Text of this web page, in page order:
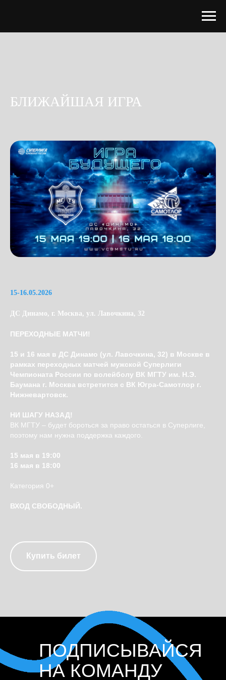
БЛИЖАЙШАЯ ИГРА
15-16.05.2026
ДС Динамо, г. Москва, ул. Лавочкина, 32
ПЕРЕХОДНЫЕ МАТЧИ!
15 и 16 мая в ДС Динамо (ул. Лавочкина, 32) в Москве в
рамках переходных матчей мужской Суперлиги
Чемпионата России по волейболу ВК МГТУ им. Н.Э.
Баумана г. Москва встретится с ВК Югра-Самотлор г.
Нижневартовск.
НИ ШАГУ НАЗАД!
ВК МГТУ – будет бороться за право остаться в Суперлиге,
поэтому нам нужна поддержка каждого.
15 мая в 19:00
16 мая в 18:00
Категория 0+
ВХОД СВОБОДНЫЙ.
Купить билет
ПОДПИСЫВАЙСЯ
НА КОМАНДУ